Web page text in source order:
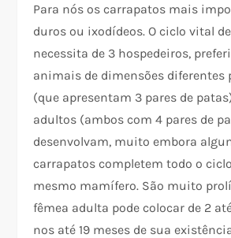
Para nós os carrapatos mais
duros ou ixodídeos. O ciclo vital
necessita de 3 hospedeiros,
animais de dimensões diferentes
(que apresentam 3 pares de
adultos (ambos com 4 pares de
desenvolvam, muito embora
carrapatos completem todo o
mesmo mamífero. São muito
fêmea adulta pode colocar de 2
nos até 19 meses de sua